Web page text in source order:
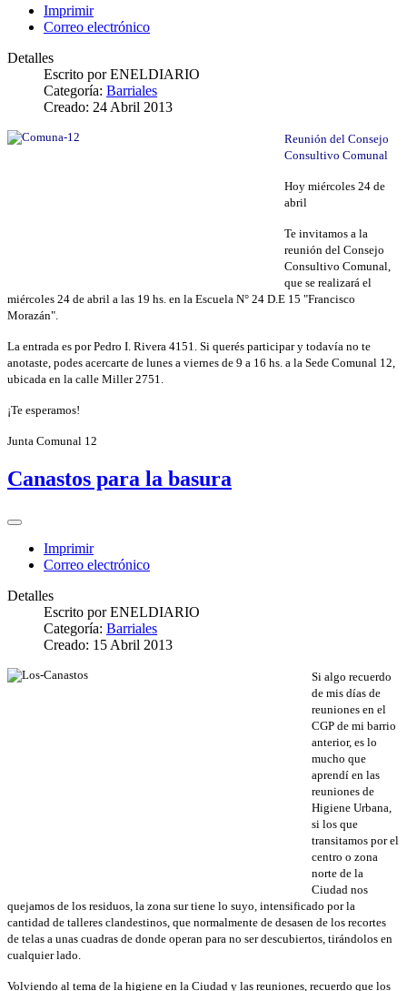
Imprimir
Correo electrónico
Detalles
Escrito porENELDIARIO
Categoría: Barriales
Creado: 24 Abril 2013
Reunión del Consejo
Consultivo Comunal
Hoy miércoles 24 de
abril
Te invitamos a la
reunión del Consejo
Consultivo Comunal,
que se realizará el
miércoles 24 de abril a las 19 hs. en la Escuela N° 24 D.E 15 "Francisco
Morazán".
La entrada es por Pedro I. Rivera 4151. Si querés participar y todavía no te
anotaste, podes acercarte de lunes a viernes de 9 a 16 hs. a la Sede Comunal 12,
ubicada en la calle Miller 2751.
¡Te esperamos!
Junta Comunal 12
Canastos para la basura
Imprimir
Correo electrónico
Detalles
Escrito porENELDIARIO
Categoría: Barriales
Creado: 15 Abril 2013
Si algo recuerdo
de mis días de
reuniones en el
CGP de mi barrio
anterior, es lo
mucho que
aprendí en las
reuniones de
Higiene Urbana,
si los que
transitamos por el
centro o zona
norte de la
Ciudad nos
quejamos de los residuos, la zona sur tiene lo suyo, intensificado por la
cantidad de talleres clandestinos, que normalmente de desasen de los recortes
de telas a unas cuadras de donde operan para no ser descubiertos, tirándolos en
cualquier lado.
Volviendo al tema de la higiene en la Ciudad y las reuniones, recuerdo que los